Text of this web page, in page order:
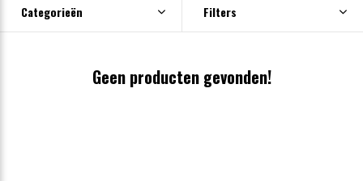
Categorieën Filters
Geen producten gevonden!